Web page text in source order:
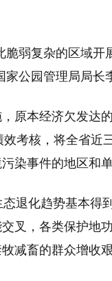
脆弱复杂的区域
公园管理局局长
原本经济欠发达
考核，将全省近
染事件的地区和单
退化趋势基本得
叉，各类保护地
减畜的群众增收